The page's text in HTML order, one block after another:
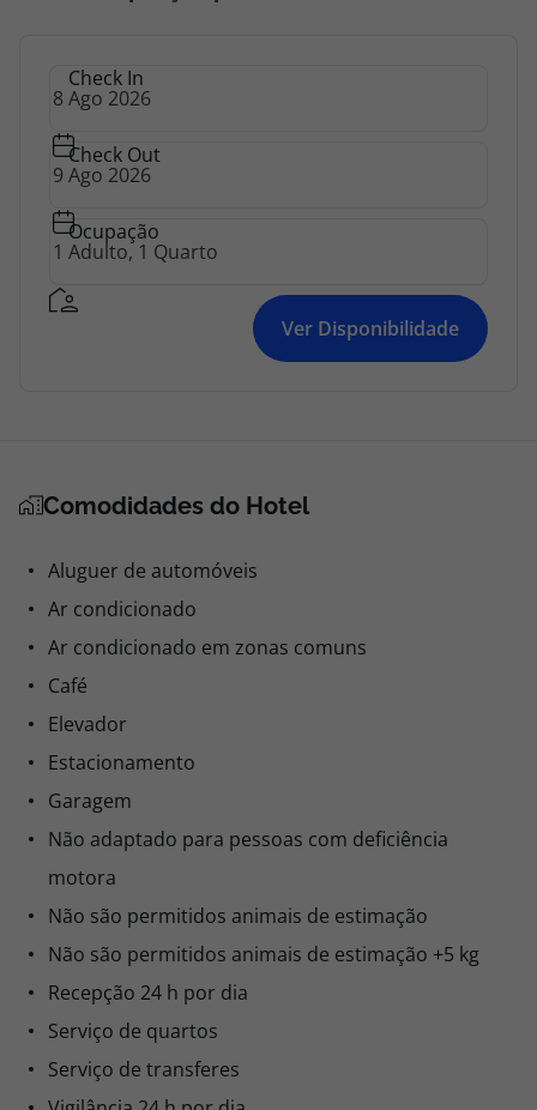
topatlantico@topatlantico.com
Check In
Check Out
Ocupação
Ver Disponibilidade
Comodidades do Hotel
Aluguer de automóveis
Ar condicionado
Ar condicionado em zonas comuns
Café
Elevador
Estacionamento
Garagem
Não adaptado para pessoas com deficiência
motora
Não são permitidos animais de estimação
Não são permitidos animais de estimação +5 kg
Recepção 24 h por dia
Serviço de quartos
Serviço de transferes